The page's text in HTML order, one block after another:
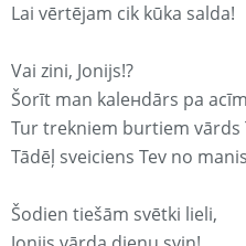
Lai vērtējam cik kūka salda!
Vai zini, Jonijs!?
Šorīt man kaleнdārs pa
Tur trekniem burtiem vārds
Tādēļ sveiciens Tev no
Šodien tiešām svētki lieli,